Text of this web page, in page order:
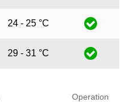
24 - 25 °C
29 - 31 °C
Operation